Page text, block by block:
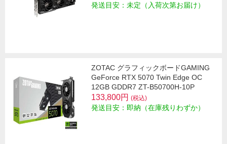
発送目安：未定（入荷次第お届け）
ZOTAC グラフィックボードGAMING
GeForce RTX 5070 Twin Edge OC
12GB GDDR7 ZT-B50700H-10P
133,800円 (税込)
発送目安：即納（在庫残りわずか）